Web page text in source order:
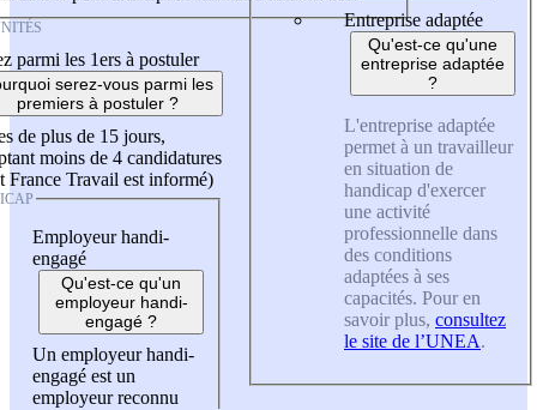
parmi les 1ers à postuler
serez-vous parmi les
premiers à postuler ?
de plus de 15 jours,
moins de 4 candidatures
France Travail est informé)
Employeur handi-
engagé
Qu'est-ce qu'un
employeur handi-
engagé ?
Un employeur handi-
engagé est un
employeur reconnu
Entreprise adaptée
Qu'est-ce qu'une
entreprise adaptée
?
L'entreprise adaptée
permet à un travailleur
en situation de
handicap d'exercer
une activité
professionnelle dans
des conditions
adaptées à ses
capacités. Pour en
savoir plus, consultez
le site de l’UNEA.